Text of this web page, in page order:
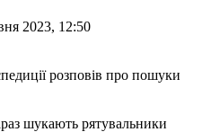
2023, 12:50
шукають рятувальники